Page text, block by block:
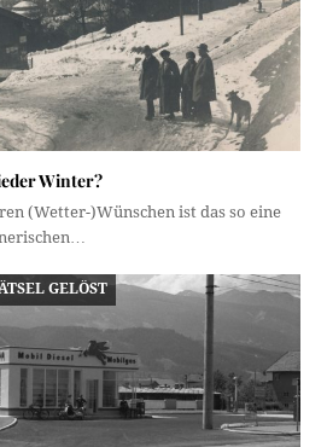
Winter?
(Wetter-)Wünschen ist das so eine
GELÖST